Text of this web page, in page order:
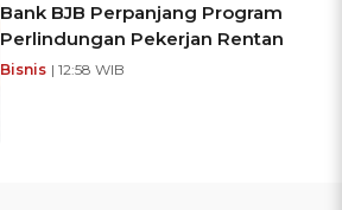
Bank BJB Perpanjang Program
Perlindungan Pekerjan Rentan
Bisnis | 12:58 WIB